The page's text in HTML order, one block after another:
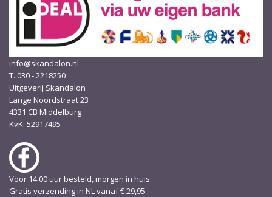
info@skandalon.nl
T. 030 - 2218250
Uitgeverij Skandalon
Lange Noordstraat 23
4331 CB Middelburg
KvK: 52917495
Voor 14.00 uur besteld, morgen in huis.
Gratis verzending in NL vanaf € 29,95